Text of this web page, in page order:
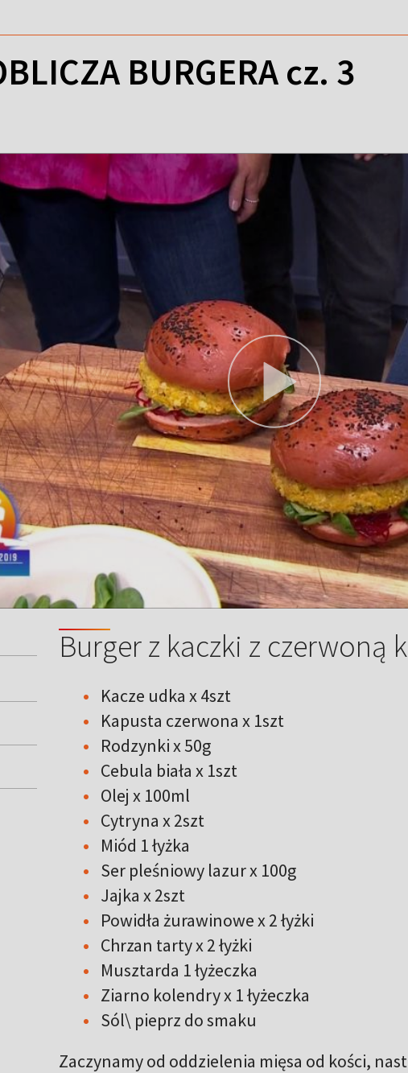
BURGERA cz. 3
Burger z kaczki z czerwoną
Kacze udka x 4szt
Kapusta czerwona x 1szt
Rodzynki x 50g
Cebula biała x 1szt
Olej x 100ml
Cytryna x 2szt
Miód 1 łyżka
Ser pleśniowy lazur x 100g
Jajka x 2szt
Powidła żurawinowe x 2 łyżki
Chrzan tarty x 2 łyżki
Musztarda 1 łyżeczka
Ziarno kolendry x 1 łyżeczka
Sól\ pieprz do smaku
Zaczynamy od oddzielenia mięsa od kości,